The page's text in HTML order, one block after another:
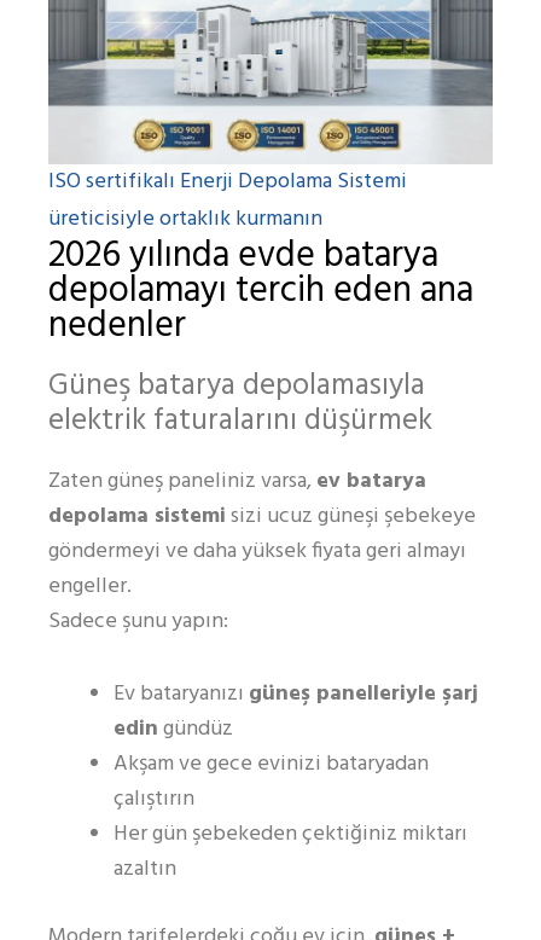
ISO sertifikalı Enerji Depolama Sistemi
üreticisiyle ortaklık kurmanın
2026 yılında evde batarya
depolamayı tercih eden ana
nedenler
Güneş batarya depolamasıyla
elektrik faturalarını düşürmek
Zaten güneş paneliniz varsa, ev batarya
depolama sistemisizi ucuz güneşi şebekeye
göndermeyi ve daha yüksek fiyata geri almayı
engeller.
Sadece şunu yapın:
Ev bataryanızı güneş panelleriyle şarj
edingündüz
Akşam ve gece evinizi bataryadan
çalıştırın
Her gün şebekeden çektiğiniz miktarı
azaltın